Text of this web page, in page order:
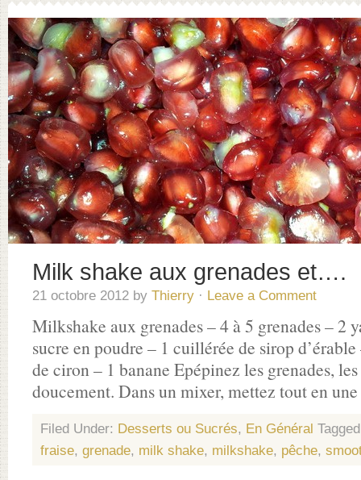
Milk shake aux grenades et….
21 octobre 2012 by Thierry · Leave a Comment
Milkshake aux grenades – 4 à 5 grenades – 2
sucre en poudre – 1 cuillérée de sirop
de ciron – 1 banane Epépinez les grenades,
doucement. Dans un mixer, mettez tout en
Filed Under: Desserts ou Sucrés, En Général
fraise, grenade, milk shake, milkshake, pêche,